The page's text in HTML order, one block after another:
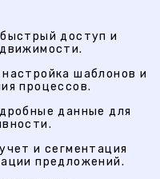
доступ и
шаблонов и
процессов.
данные для
и сегментация
предложений.